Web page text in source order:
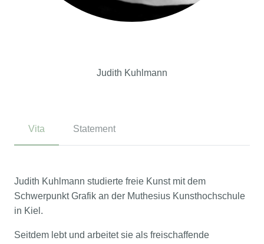
Judith Kuhlmann
Vita Statement
Judith Kuhlmann studierte freie Kunst mit dem
Schwerpunkt Grafik an der Muthesius Kunsthochschule
in Kiel.
Seitdem lebt und arbeitet sie als freischaffende